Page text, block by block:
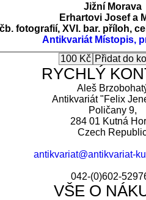
Jižní Morava
Erhartovi Josef a
fotografií, XVI. bar. příloh,
Antikvariát Místopis,
RYCHLÝ
Aleš
Antikvariát "Felix
Poličany 9,
284 01 Kutná
Czech
antikvariat@antikvariat-
042-(0)602-
VŠE O